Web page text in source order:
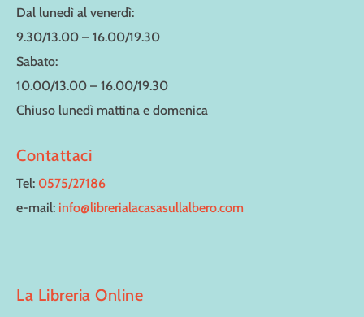
Dal lunedì al venerdì:
9.30/13.00 – 16.00/19.30
Sabato:
10.00/13.00 – 16.00/19.30
Chiuso lunedì mattina e domenica
Contattaci
Tel: 0575/27186
e-mail: info@librerialacasasullalbero.com
La Libreria Online